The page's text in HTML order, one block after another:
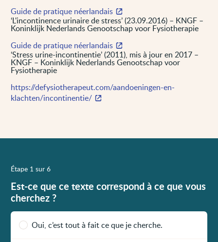
Guide de pratique néerlandais
‘L'incontinence urinaire de stress’ (23.09.2016) – KNGF –
Koninklijk Nederlands Genootschap voor Fysiotherapie
Guide de pratique néerlandais
‘Stress urine-incontinentie’ (2011), mis à jour en 2017 –
KNGF – Koninklijk Nederlands Genootschap voor
Fysiotherapie
https://defysiotherapeut.com/aandoeningen-en-
klachten/incontinentie/
Étape 1 sur 6
Est-ce que ce texte correspond à ce que vous
cherchez ?
Oui, c’est tout à fait ce que je cherche.